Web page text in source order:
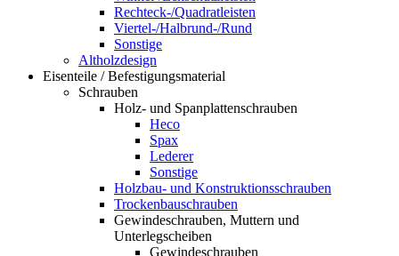
Rechteck-/Quadratleisten
Viertel-/Halbrund-/Rund
Sonstige
Altholzdesign
Eisenteile / Befestigungsmaterial
Schrauben
Holz- und Spanplattenschrauben
Heco
Spax
Lederer
Sonstige
Holzbau- und Konstruktionsschrauben
Trockenbauschrauben
Gewindeschrauben, Muttern und
Unterlegscheiben
Gewindeschrauben